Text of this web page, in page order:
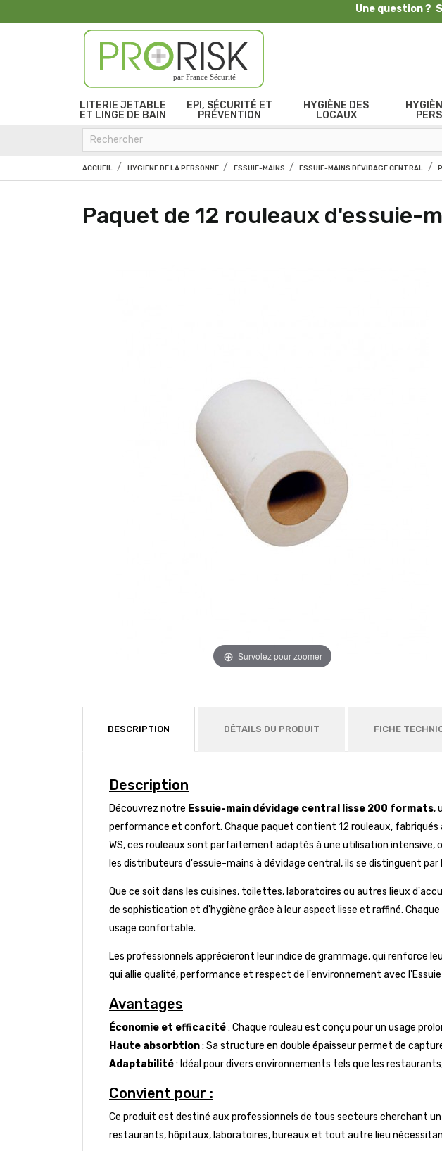
Une question ?
par France Sécurité
LITERIE JETABLE
ET LINGE DE BAIN
EPI, SÉCURITÉ ET
PRÉVENTION
HYGIÈNE DES
LOCAUX
ACCUEIL HYGIENE DE LA PERSONNE ESSUIE-MAINS ESSUIE-MAINS DÉVIDAGE CENTRAL
Paquet de 12 rouleaux d'essuie-
Survolez pour zoomer
DESCRIPTION DÉTAILS DU PRODUIT FICHE
Description
Découvrez notre Essuie-main dévidage central lisse 200 formats,
performance et confort. Chaque paquet contient 12 rouleaux, fabriqués
WS, ces rouleaux sont parfaitement adaptés à une utilisation
les distributeurs d'essuie-mains à dévidage central, ils se distinguent
Que ce soit dans les cuisines, toilettes, laboratoires ou autres lieux
de sophistication et d'hygiène grâce à leur aspect lisse et raffiné.
usage confortable.
Les professionnels apprécieront leur indice de grammage, qui renforce
qui allie qualité, performance et respect de l'environnement avec
Avantages
Économie et efficacité: Chaque rouleau est conçu pour un usage
Haute absorbtion: Sa structure en double épaisseur permet de
Adaptabilité: Idéal pour divers environnements tels que les
Convient pour :
Ce produit est destiné aux professionnels de tous secteurs cherchant
restaurants, hôpitaux, laboratoires, bureaux et tout autre lieu